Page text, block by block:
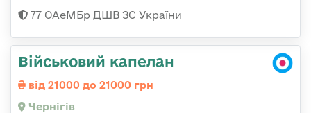
77 ОАеМБр ДШВ ЗС України
Військовий капелан
від 21000 до 21000 грн
Чернігів